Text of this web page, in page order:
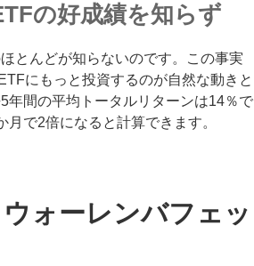
の好成績を知らず
とんどが知らないのです。この事実
にもっと投資するのが自然な動きと
年間の平均トータルリターンは14％で
で2倍になると計算できます。
ォーレンバフェッ